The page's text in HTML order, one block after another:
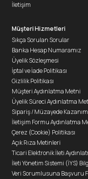
İletişim
Müşteri Hizmetleri
Sıkça Sorulan Sorular
Banka Hesap Numaramız
Üyelik Sözleşmesi
İptal ve İade Politikası
Gizlilik Politikası
Müşteri Aydınlatma Metni
Üyelik Süreci Aydınlatma
Sipariş / Müzayede
İletişim Formu Aydınlatma
Çerez (Cookie) Politikası
Açık Rıza Metinleri
Ticari Elektronik İleti
İleti Yönetim Sistemi (İYS)
Veri Sorumlusuna Başvuru